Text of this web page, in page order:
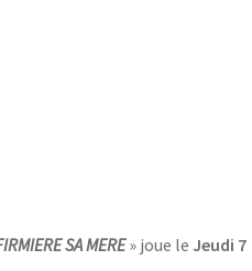
SA MERE» joue le Jeudi 7